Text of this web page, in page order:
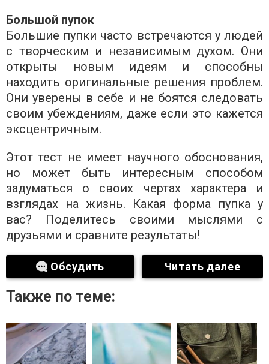
Большой пупок
Большие пупки часто встречаются у людей
с творческим и независимым духом. Они
открыты новым идеям и способны
находить оригинальные решения проблем.
Они уверены в себе и не боятся следовать
своим убеждениям, даже если это кажется
эксцентричным.
Этот тест не имеет научного обоснования,
но может быть интересным способом
задуматься о своих чертах характера и
взглядах на жизнь. Какая форма пупка у
вас? Поделитесь своими мыслями с
друзьями и сравните результаты!
Обсудить Читать далее
Также по теме: